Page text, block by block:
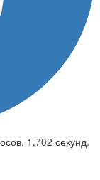
1,702 секунд.